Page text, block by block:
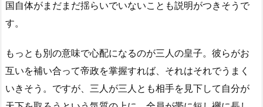
国自体がまだまだ揺らいでいないことも説明がつきそうで
す。
もっとも別の意味で心配になるのが三人の皇子。彼らがお
互いを補い合って帝政を掌握すれば、それはそれでうまく
いきそう。ですが、三人が三人とも相手を見下して自分が